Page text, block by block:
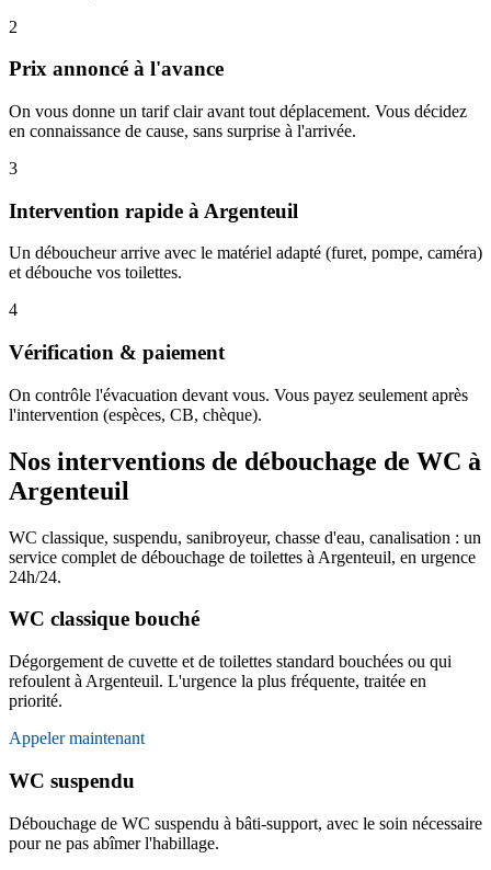
2
Prix annoncé à l'avance
On vous donne un tarif clair avant tout déplacement. Vous décidez
en connaissance de cause, sans surprise à l'arrivée.
3
Intervention rapide à Argenteuil
Un déboucheur arrive avec le matériel adapté (furet, pompe, caméra)
et débouche vos toilettes.
4
Vérification & paiement
On contrôle l'évacuation devant vous. Vous payez seulement après
l'intervention (espèces, CB, chèque).
Nos interventions de débouchage de WC à
Argenteuil
WC classique, suspendu, sanibroyeur, chasse d'eau, canalisation : un
service complet de débouchage de toilettes à Argenteuil, en urgence
24h/24.
WC classique bouché
Dégorgement de cuvette et de toilettes standard bouchées ou qui
refoulent à Argenteuil. L'urgence la plus fréquente, traitée en
priorité.
Appeler maintenant
WC suspendu
Débouchage de WC suspendu à bâti-support, avec le soin nécessaire
pour ne pas abîmer l'habillage.